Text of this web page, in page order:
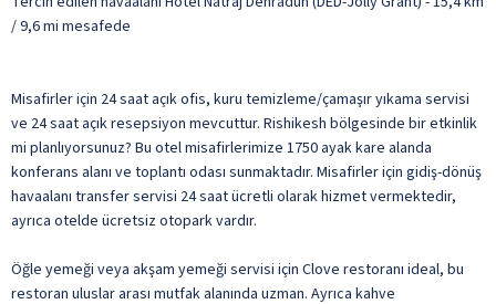
/ 9,6 mi mesafede
Misafirler için 24 saat açık ofis, kuru temizleme/çamaşır yıkama servisi
ve 24 saat açık resepsiyon mevcuttur. Rishikesh bölgesinde bir etkinlik
mi planlıyorsunuz? Bu otel misafirlerimize 1750 ayak kare alanda
konferans alanı ve toplantı odası sunmaktadır. Misafirler için gidiş-dönüş
havaalanı transfer servisi 24 saat ücretli olarak hizmet vermektedir,
ayrıca otelde ücretsiz otopark vardır.
Öğle yemeği veya akşam yemeği servisi için Clove restoranı ideal, bu
restoran uluslar arası mutfak alanında uzman. Ayrıca kahve